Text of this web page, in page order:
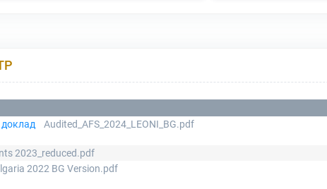
Audited_AFS_2024_LEONI_BG.pdf
2023_reduced.pdf
2022 BG Version.pdf